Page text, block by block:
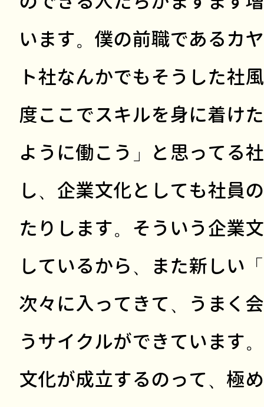
います。僕の前職であるカ
ト社なんかでもそうした社
度ここでスキルを身に着け
ように働こう」と思ってる
し、企業文化としても社員
たりします。そういう企業
しているから、また新しい
次々に入ってきて、うまく
うサイクルができています
文化が成立するのって、極